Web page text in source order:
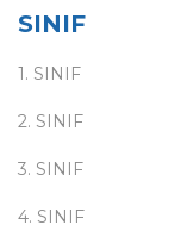
SINIF
1. SINIF
2. SINIF
3. SINIF
4. SINIF